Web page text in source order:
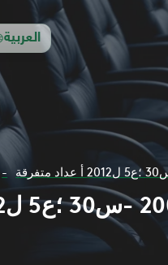
العربية